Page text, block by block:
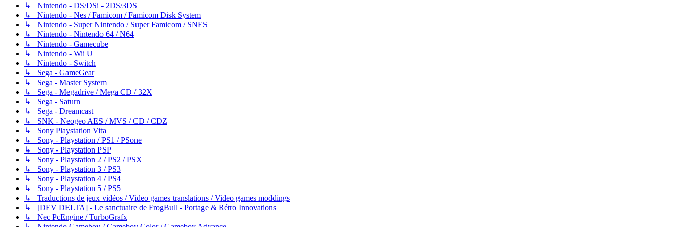
↳ Nintendo - DS/DSi - 2DS/3DS
↳ Nintendo - Nes / Famicom / Famicom Disk System
↳ Nintendo - Super Nintendo / Super Famicom / SNES
↳ Nintendo - Nintendo 64 / N64
↳ Nintendo - Gamecube
↳ Nintendo - Wii U
↳ Nintendo - Switch
↳ Sega - GameGear
↳ Sega - Master System
↳ Sega - Megadrive / Mega CD / 32X
↳ Sega - Saturn
↳ Sega - Dreamcast
↳ SNK - Neogeo AES / MVS / CD / CDZ
↳ Sony Playstation Vita
↳ Sony - Playstation / PS1 / PSone
↳ Sony - Playstation PSP
↳ Sony - Playstation 2 / PS2 / PSX
↳ Sony - Playstation 3 / PS3
↳ Sony - Playstation 4 / PS4
↳ Sony - Playstation 5 / PS5
↳ Traductions de jeux vidéos / Video games translations / Video games moddings
↳ [DEV DELTA] - Le sanctuaire de FrogBull - Portage & Rétro Innovations
↳ Nec PcEngine / TurboGrafx